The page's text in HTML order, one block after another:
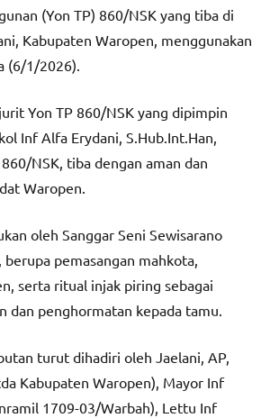
(Yon TP) 860/NSK yang tiba di
Kabupaten Waropen, menggunakan
(6/1/2026).
Yon TP 860/NSK yang dipimpin
Inf Alfa Erydani, S.Hub.Int.Han,
NSK, tiba dengan aman dan
Waropen.
oleh Sanggar Seni Sewisarano
berupa pemasangan mahkota,
serta ritual injak piring sebagai
dan penghormatan kepada tamu.
turut dihadiri oleh Jaelani, AP,
Kabupaten Waropen), Mayor Inf
1709-03/Warbah), Lettu Inf